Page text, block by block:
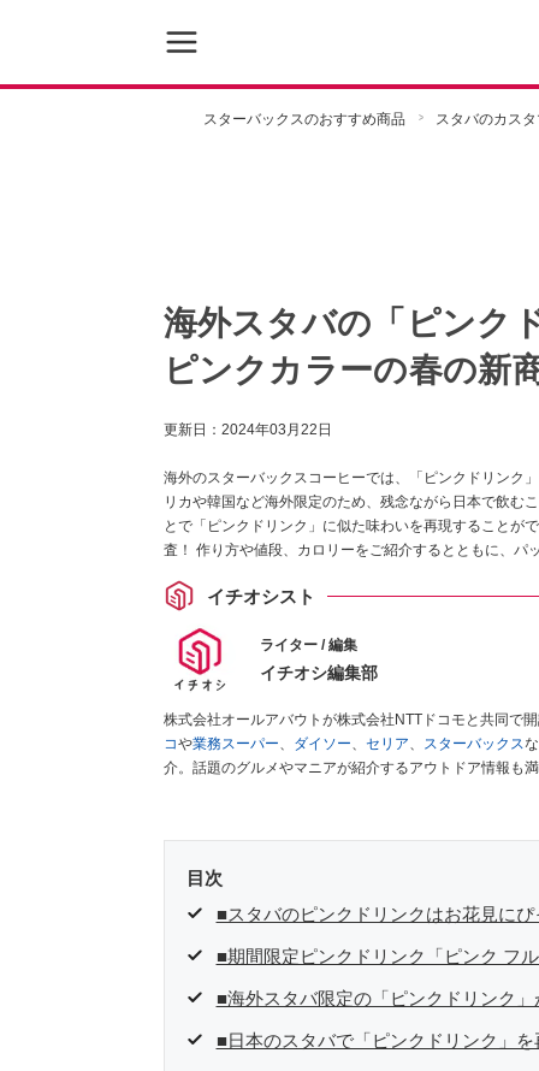
スターバックスのおすすめ商品 スタバのカス
海外スタバの「ピンク
ピンクカラーの春の新
更新日： 2024年03月22日
海外のスターバックスコーヒーでは、「ピンクドリンク
リカや韓国など海外限定のため、残念ながら日本で飲む
とで「ピンクドリンク」に似た味わいを再現することが
査！ 作り方や値段、カロリーをご紹介するとともに、
イチオシスト
ライター / 編集
イチオシ編集部
株式会社オールアバウトが株式会社NTTドコモと共同で
コや業務スーパー、 ダイソー、 セリア、 スターバックス
介。話題のグルメやマニアが紹介するアウトドア情報も
目次
■スタバのピンクドリンクはお花見に
■期間限定ピンクドリンク「ピンク フ
■海外スタバ限定の「ピンクドリンク
■日本のスタバで「ピンクドリンク」